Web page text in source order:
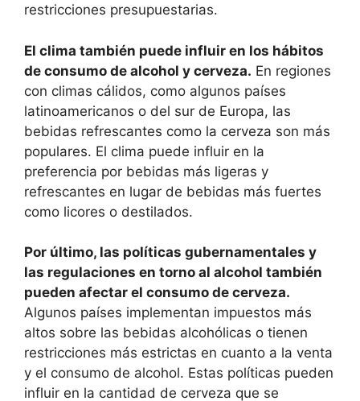
restricciones presupuestarias.
El clima también puede influir en los hábitos
de consumo de alcohol y cerveza. En regiones
con climas cálidos, como algunos países
latinoamericanos o del sur de Europa, las
bebidas refrescantes como la cerveza son más
populares. El clima puede influir en la
preferencia por bebidas más ligeras y
refrescantes en lugar de bebidas más fuertes
como licores o destilados.
Por último, las políticas gubernamentales y
las regulaciones en torno al alcohol también
pueden afectar el consumo de cerveza.
Algunos países implementan impuestos más
altos sobre las bebidas alcohólicas o tienen
restricciones más estrictas en cuanto a la venta
y el consumo de alcohol. Estas políticas pueden
influir en la cantidad de cerveza que se